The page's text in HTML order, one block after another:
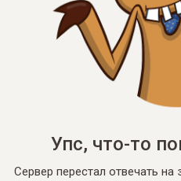
Упс, что-то
Сервер перестал отвечать